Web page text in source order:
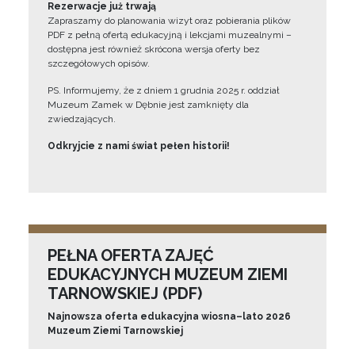
Rezerwacje już trwają
Zapraszamy do planowania wizyt oraz pobierania plików
PDF z pełną ofertą edukacyjną i lekcjami muzealnymi –
dostępna jest również skrócona wersja oferty bez
szczegółowych opisów.
PS. Informujemy, że z dniem 1 grudnia 2025 r. oddział
Muzeum Zamek w Dębnie jest zamknięty dla
zwiedzających.
Odkryjcie z nami świat pełen historii!
PEŁNA OFERTA ZAJĘĆ
EDUKACYJNYCH MUZEUM ZIEMI
TARNOWSKIEJ (PDF)
Najnowsza oferta edukacyjna wiosna–lato 2026
Muzeum Ziemi Tarnowskiej